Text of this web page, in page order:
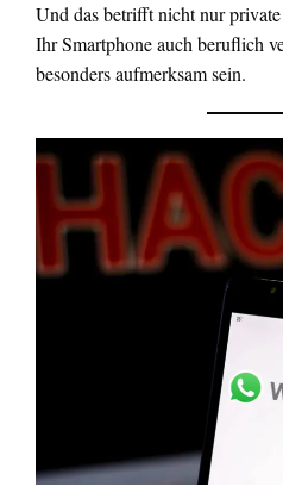
Und das betrifft nicht nur
Ihr Smartphone auch beruflich
besonders aufmerksam sein.